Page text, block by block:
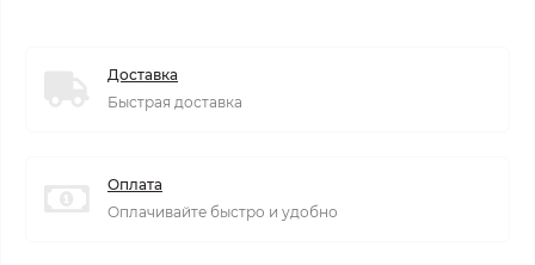
Доставка
Быстрая доставка
Оплата
Оплачивайте быстро и удобно